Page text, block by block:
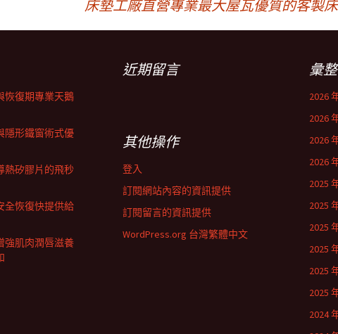
床墊工廠直營專業最大屋瓦優質的客製
恢復期專業天鵝
隱形鐵窗術式優
熱矽膠片的飛秒
全恢復快提供給
強肌肉潤唇滋養
近期留言 彙整
2026
2026
2026
2026
2025
2025
2025
2025
2025
2025
2024
其他操作
登入
訂閱網站內容的資訊提供
訂閱留言的資訊提供
WordPress.org 台灣繁體中文